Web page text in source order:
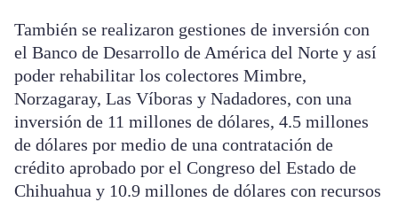
También se realizaron gestiones de inversión con
el Banco de Desarrollo de América del Norte y así
poder rehabilitar los colectores Mimbre,
Norzagaray, Las Víboras y Nadadores, con una
inversión de 11 millones de dólares, 4.5 millones
de dólares por medio de una contratación de
crédito aprobado por el Congreso del Estado de
Chihuahua y 10.9 millones de dólares con recursos